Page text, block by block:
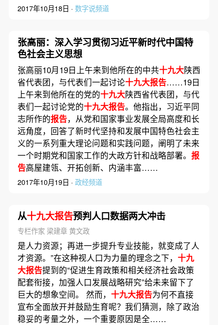
2017年10月18日 · 数字说频道
张高丽：深入学习贯彻习近平新时代中国特
色社会主义思想
张高丽10月19日上午来到他所在的中共十九大陕西
省代表团，与代表们一起讨论十九大报告……19日
上午来到他所在的党的十九大陕西省代表团，与代
表们一起讨论党的十九大报告。他指出，习近平同
志所作的报告，从党和国家事业发展全局高度和长
远角度，回答了新时代坚持和发展中国特色社会主
义的一系列重大理论问题和实践问题，阐明了未来
一个时期党和国家工作的大政方针和战略部署。 报
告高屋建瓴、开拓创新、内涵丰富……
2017年10月19日 · 政经频道
从十九大报告预判人口数据两大冲击
专栏作家 梁建章 黄文政
是人力资源；再进一步提升专业技能，就变成了人
才资源。”在这种视人口为力量的理念之下， 十九
大报告提到的“促进生育政策和相关经济社会政策
配套衔接，加强人口发展战略研究”给未来留下了
巨大的想象空间。 然而， 十九大报告为何不直接
宣布全面放开并鼓励生育呢？我们猜测，除了政治
稳妥的考量之外，一个重要原因是全……